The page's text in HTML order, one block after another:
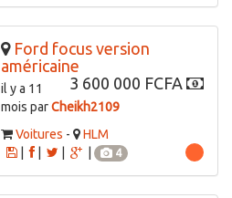
Ford focus version
américaine
3 600 000 FCFA
il y a 11
mois parCheikh2109
Voitures -
HLM
|
4